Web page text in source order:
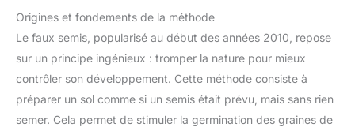
Origines et fondements de la méthode
Le faux semis, popularisé au début des années 2010, repose
sur un principe ingénieux : tromper la nature pour mieux
contrôler son développement. Cette méthode consiste à
préparer un sol comme si un semis était prévu, mais sans rien
semer. Cela permet de stimuler la germination des graines de